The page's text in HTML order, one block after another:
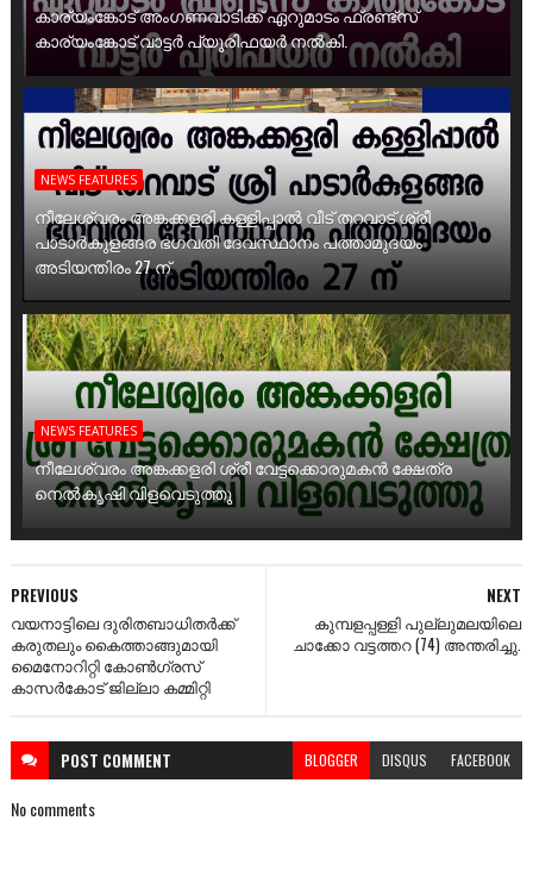
കാര്യംങ്കോട് അംഗണവാടിക്ക് ഏറുമാടം ഫ്രണ്ട്സ്
കാര്യംങ്കോട് വാട്ടർ പ്യൂരിഫയർ നൽകി.
NEWS FEATURES
നീലേശ്വരം അങ്കക്കളരി കള്ളിപ്പാൽ വീട് തറവാട് ശ്രീ
പാടാർകുളങ്ങര ഭഗവതി ദേവസ്ഥാനം പത്താമുദയം
അടിയന്തിരം 27 ന്
NEWS FEATURES
നീലേശ്വരം അങ്കക്കളരി ശ്രീ വേട്ടക്കൊരുമകൻ ക്ഷേത്ര
നെൽകൃഷി വിളവെടുത്തു
NEXT
കുമ്പളപ്പള്ളി പുല്ലുമലയിലെ
ചാക്കോ വട്ടത്തറ (74) അന്തരിച്ചു.
PREVIOUS
വയനാട്ടിലെ ദുരിതബാധിതർക്ക്
കരുതലും കൈത്താങ്ങുമായി
മൈനോറിറ്റി കോൺഗ്രസ്
കാസർകോട് ജില്ലാ കമ്മിറ്റി
POST COMMENT BLOGGER DISQUS FACEBOOK
No comments